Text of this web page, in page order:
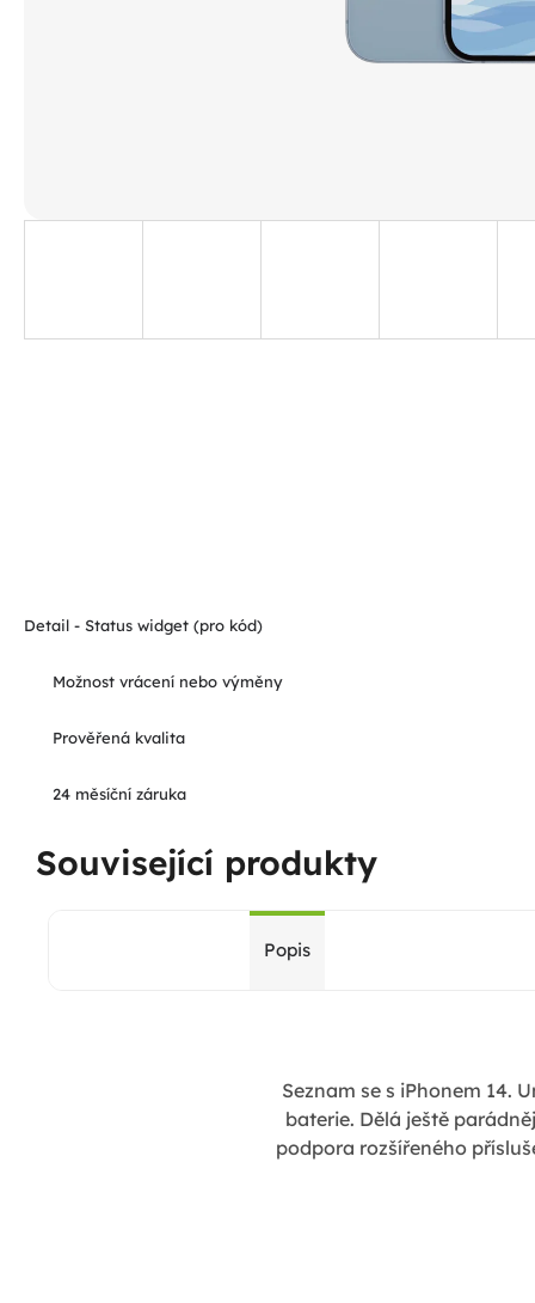
Detail - Status widget (pro kód)
Možnost vrácení nebo výměny
Prověřená kvalita
24 měsíční záruka
Související produkty
Popis
Seznam se s iPhonem 14.
baterie. Dělá ještě
podpora rozšířeného